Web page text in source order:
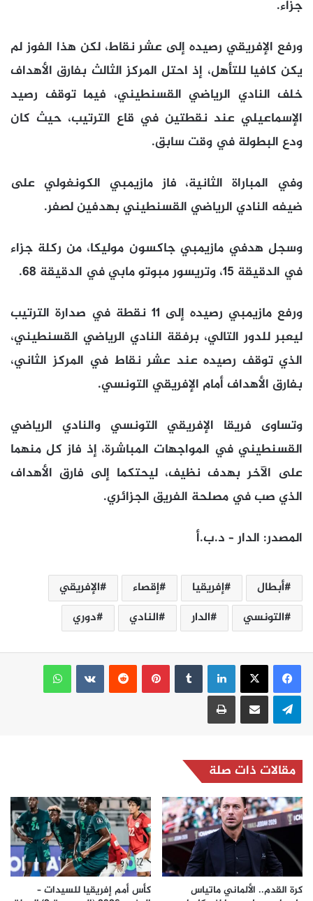
جزاء.
ورفع الإفريقي رصيده إلى عشر نقاط، لكن هذا الفوز لم
يكن كافيا للتأهل، إذ احتل المركز الثالث بفارق الأهداف
خلف النادي الرياضي القسنطيني، فيما توقف رصيد
الإسماعيلي عند نقطتين في قاع الترتيب، حيث كان
ودع البطولة في وقت سابق.
وفي المباراة الثانية، فاز مازيمبي الكونغولي على
ضيفه النادي الرياضي القسنطيني بهدفين لصفر.
وسجل هدفي مازيمبي جاكسون موليكا، من ركلة جزاء
في الدقيقة 15، وتريسور مبوتو مابي في الدقيقة 68.
ورفع مازيمبي رصيده إلى 11 نقطة في صدارة الترتيب
ليعبر للدور التالي، برفقة النادي الرياضي القسنطيني،
الذي توقف رصيده عند عشر نقاط في المركز الثاني،
بفارق الأهداف أمام الإفريقي التونسي.
وتساوى فريقا الإفريقي التونسي والنادي الرياضي
القسنطيني في المواجهات المباشرة، إذ فاز كل منهما
على الآخر بهدف نظيف، ليحتكما إلى فارق الأهداف
الذي صب في مصلحة الفريق الجزائري.
المصدر: الدار – د.ب.أ
أبطال إفريقيا إقصاء
الإفريقي
التونسي
الدار النادي دوري
لينكدإن بينتيريست
واتساب
تيلقرام مشاركة عبر البريد طباعة
مقالات ذات صلة
كرة القدم.. الألماني ماتياس
كأس أمم إفريقيا للسيدات –